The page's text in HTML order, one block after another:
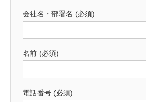
会社名・部署名 (必須)
名前 (必須)
電話番号 (必須)